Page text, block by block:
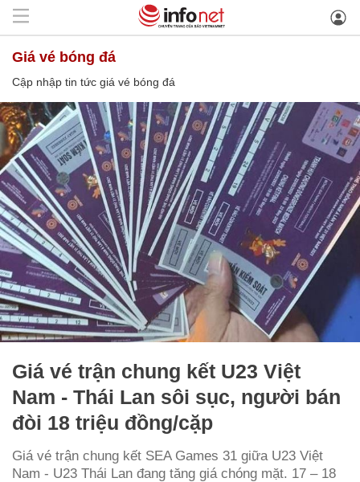
giá vé bóng đá
Cập nhập tin tức giá vé bóng đá
Giá vé trận chung kết U23 Việt
Nam - Thái Lan sôi sục, người bán
đòi 18 triệu đồng/cặp
Giá vé trận chung kết SEA Games 31 giữa U23 Việt
Nam - U23 Thái Lan đang tăng giá chóng mặt. 17 – 18